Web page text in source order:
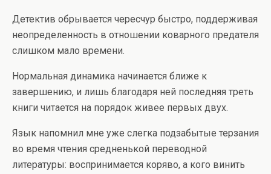
Детектив обрывается чересчур быстро, поддерживая
неопределенность в отношении коварного предателя
слишком мало времени.
Нормальная динамика начинается ближе к
завершению, и лишь благодаря ней последняя треть
книги читается на порядок живее первых двух.
Язык напомнил мне уже слегка подзабытые терзания
во время чтения средненькой переводной
литературы: воспринимается коряво, а кого винить